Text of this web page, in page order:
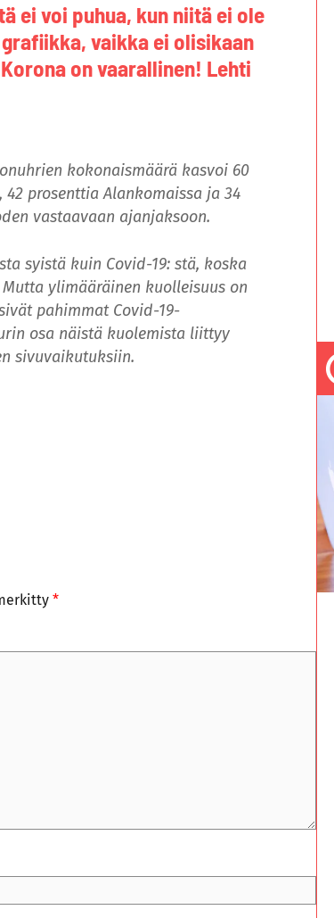
ei voi puhua, kun niitä ei ole
vaikka ei olisikaan
on vaarallinen! Lehti
kokonaismäärä kasvoi 60
42 prosenttia Alankomaissa ja 34
vastaavaan ajanjaksoon.
syistä kuin Covid-19: stä, koska
ylimääräinen kuolleisuus on
pahimmat Covid-19-
osa näistä kuolemista liittyy
sivuvaikutuksiin.
*